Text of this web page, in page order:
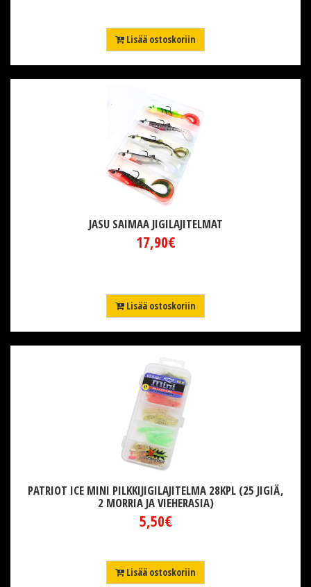
Lisää ostoskoriin
JASU SAIMAA JIGILAJITELMAT
17,90€
Lisää ostoskoriin
PATRIOT ICE MINI PILKKIJIGILAJITELMA 28KPL (25 JIGIÄ,
2 MORRIA JA VIEHERASIA)
5,50€
Lisää ostoskoriin